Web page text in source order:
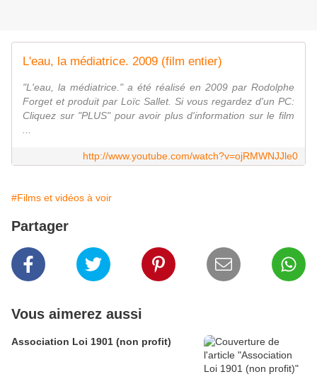
L'eau, la médiatrice. 2009 (film entier)
"L'eau, la médiatrice." a été réalisé en 2009 par Rodolphe
Forget et produit par Loïc Sallet. Si vous regardez d'un PC:
Cliquez sur "PLUS" pour avoir plus d'information sur le film
http://www.youtube.com/watch?v=ojRMWNJJle0
#Films et vidéos à voir
Partager
Vous aimerez aussi
Association Loi 1901 (non profit)